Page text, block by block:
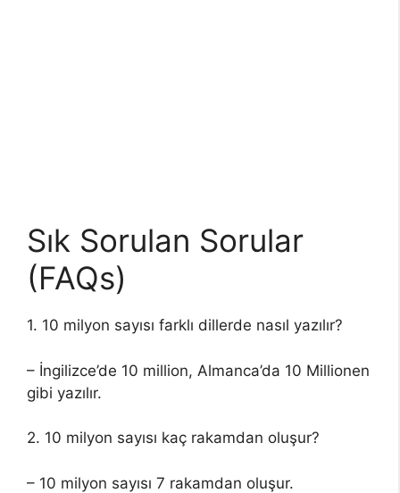
Sık Sorulan Sorular
(FAQs)
1. 10 milyon sayısı farklı dillerde nasıl yazılır?
– İngilizce’de 10 million, Almanca’da 10 Millionen
gibi yazılır.
2. 10 milyon sayısı kaç rakamdan oluşur?
– 10 milyon sayısı 7 rakamdan oluşur.